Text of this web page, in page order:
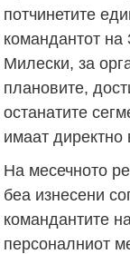
потчинетите
командантот
Милески, за
плановите,
останатите
имаат директно
На месечното
беа изнесени
командантите
персоналниот